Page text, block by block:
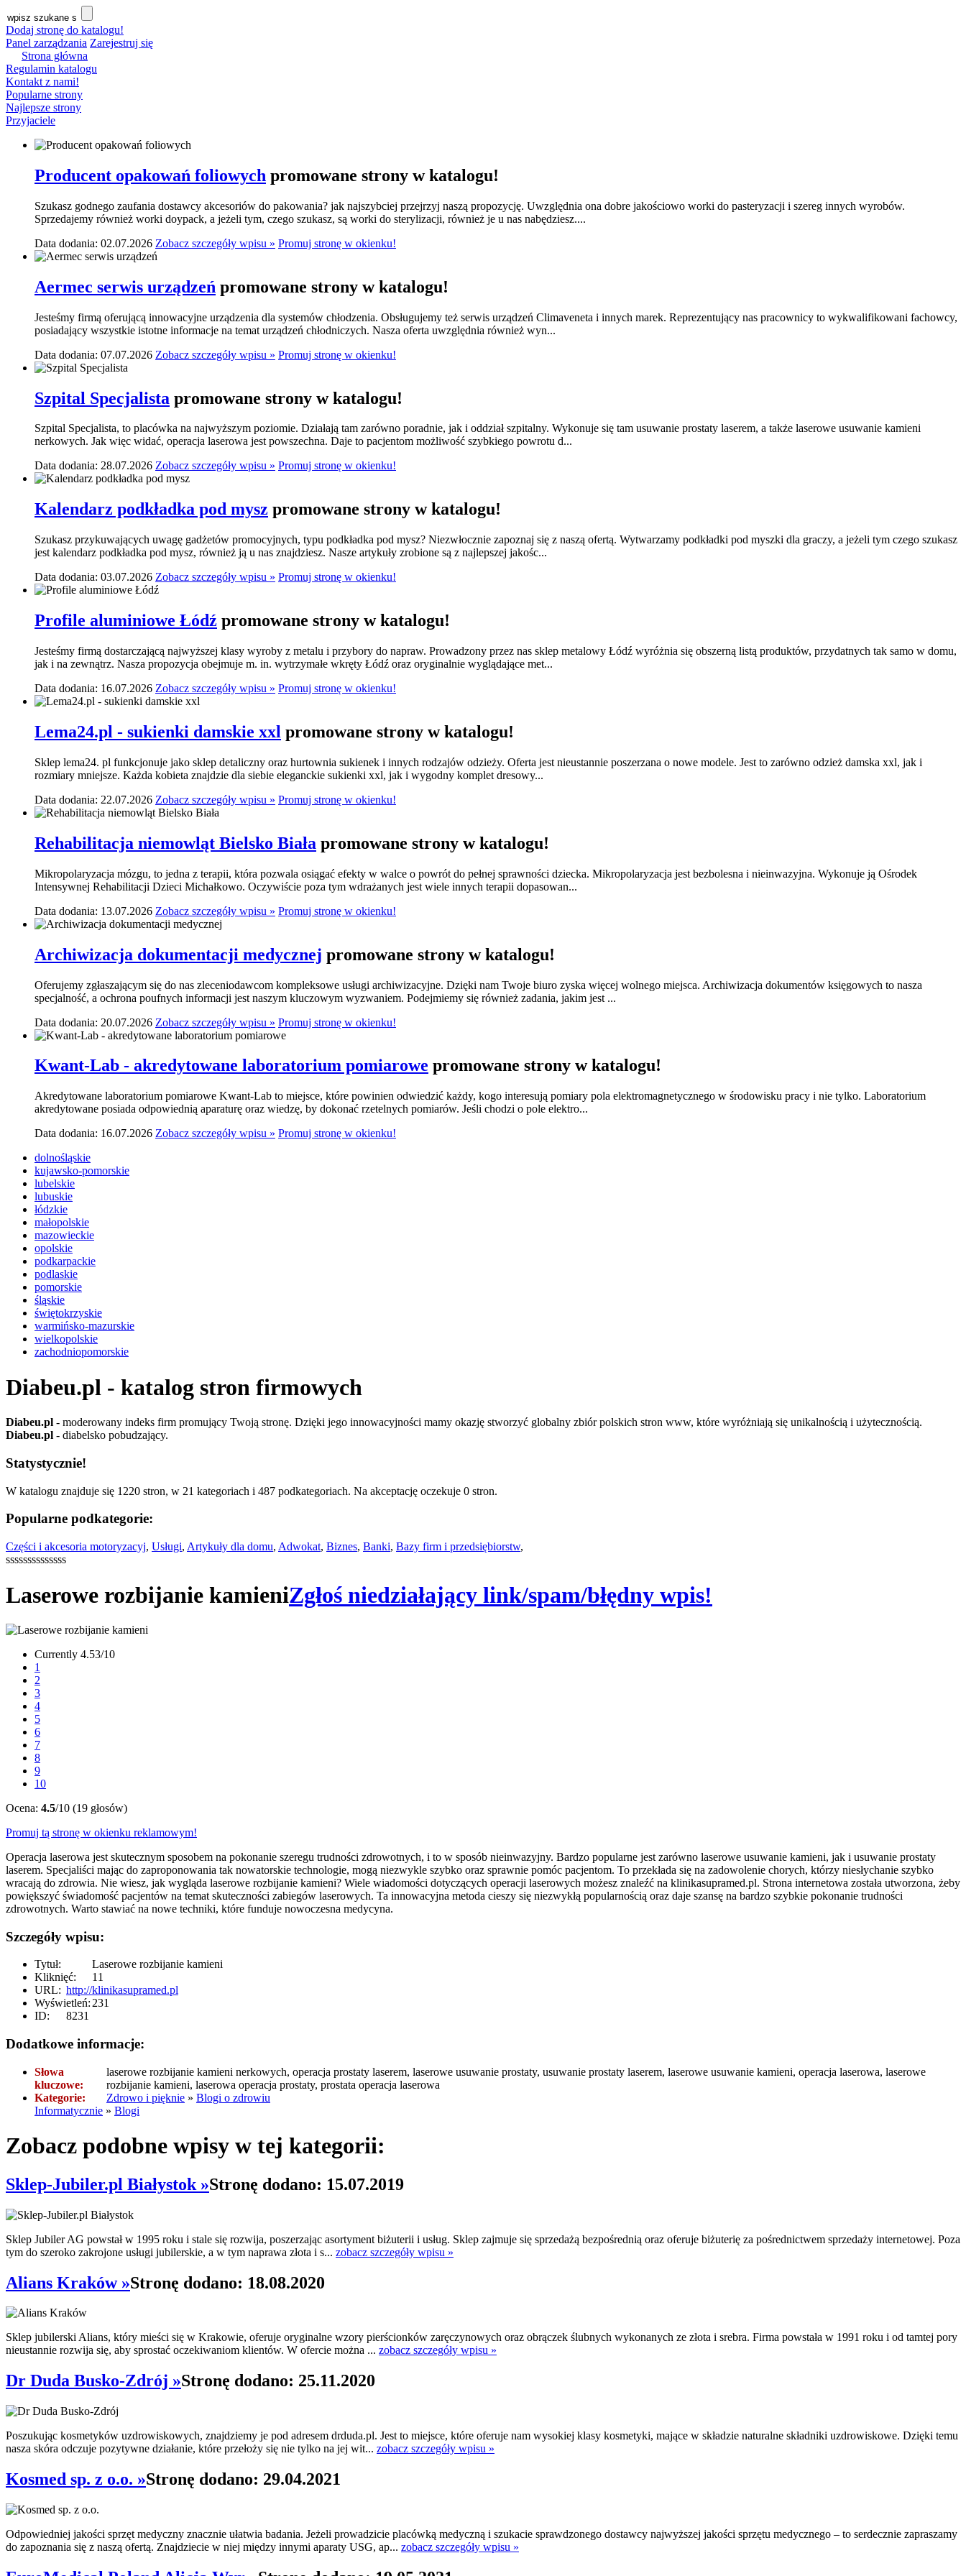
Dodaj stronę do katalogu!
Panel zarządzania Zarejestruj się
Strona główna
Regulamin katalogu
Kontakt z nami!
Popularne strony
Najlepsze strony
Przyjaciele
Producent opakowań foliowych promowane strony w katalogu!
Szukasz godnego zaufania dostawcy akcesoriów do pakowania? jak najszybciej przejrzyj naszą propozycję. Uwzględnia ona dobre jakościowo worki do pasteryzacji i szereg innych wyrobów.
Sprzedajemy również worki doypack, a jeżeli tym, czego szukasz, są worki do sterylizacji, również je u nas nabędziesz....
Data dodania: 02.07.2026 Zobacz szczegóły wpisu » Promuj stronę w okienku!
Aermec serwis urządzeń promowane strony w katalogu!
Jesteśmy firmą oferującą innowacyjne urządzenia dla systemów chłodzenia. Obsługujemy też serwis urządzeń Climaveneta i innych marek. Reprezentujący nas pracownicy to wykwalifikowani fachowcy,
posiadający wszystkie istotne informacje na temat urządzeń chłodniczych. Nasza oferta uwzględnia również wyn...
Data dodania: 07.07.2026 Zobacz szczegóły wpisu » Promuj stronę w okienku!
Szpital Specjalista promowane strony w katalogu!
Szpital Specjalista, to placówka na najwyższym poziomie. Działają tam zarówno poradnie, jak i oddział szpitalny. Wykonuje się tam usuwanie prostaty laserem, a także laserowe usuwanie kamieni
nerkowych. Jak więc widać, operacja laserowa jest powszechna. Daje to pacjentom możliwość szybkiego powrotu d...
Data dodania: 28.07.2026 Zobacz szczegóły wpisu » Promuj stronę w okienku!
Kalendarz podkładka pod mysz promowane strony w katalogu!
Szukasz przykuwających uwagę gadżetów promocyjnych, typu podkładka pod mysz? Niezwłocznie zapoznaj się z naszą ofertą. Wytwarzamy podkładki pod myszki dla graczy, a jeżeli tym czego szukasz
jest kalendarz podkładka pod mysz, również ją u nas znajdziesz. Nasze artykuły zrobione są z najlepszej jakośc...
Data dodania: 03.07.2026 Zobacz szczegóły wpisu » Promuj stronę w okienku!
Profile aluminiowe Łódź promowane strony w katalogu!
Jesteśmy firmą dostarczającą najwyższej klasy wyroby z metalu i przybory do napraw. Prowadzony przez nas sklep metalowy Łódź wyróżnia się obszerną listą produktów, przydatnych tak samo w domu,
jak i na zewnątrz. Nasza propozycja obejmuje m. in. wytrzymałe wkręty Łódź oraz oryginalnie wyglądające met...
Data dodania: 16.07.2026 Zobacz szczegóły wpisu » Promuj stronę w okienku!
Lema24.pl - sukienki damskie xxl promowane strony w katalogu!
Sklep lema24. pl funkcjonuje jako sklep detaliczny oraz hurtownia sukienek i innych rodzajów odzieży. Oferta jest nieustannie poszerzana o nowe modele. Jest to zarówno odzież damska xxl, jak i
rozmiary mniejsze. Każda kobieta znajdzie dla siebie eleganckie sukienki xxl, jak i wygodny komplet dresowy...
Data dodania: 22.07.2026 Zobacz szczegóły wpisu » Promuj stronę w okienku!
Rehabilitacja niemowląt Bielsko Biała promowane strony w katalogu!
Mikropolaryzacja mózgu, to jedna z terapii, która pozwala osiągać efekty w walce o powrót do pełnej sprawności dziecka. Mikropolaryzacja jest bezbolesna i nieinwazyjna. Wykonuje ją Ośrodek
Intensywnej Rehabilitacji Dzieci Michałkowo. Oczywiście poza tym wdrażanych jest wiele innych terapii dopasowan...
Data dodania: 13.07.2026 Zobacz szczegóły wpisu » Promuj stronę w okienku!
Archiwizacja dokumentacji medycznej promowane strony w katalogu!
Oferujemy zgłaszającym się do nas zleceniodawcom kompleksowe usługi archiwizacyjne. Dzięki nam Twoje biuro zyska więcej wolnego miejsca. Archiwizacja dokumentów księgowych to nasza
specjalność, a ochrona poufnych informacji jest naszym kluczowym wyzwaniem. Podejmiemy się również zadania, jakim jest ...
Data dodania: 20.07.2026 Zobacz szczegóły wpisu » Promuj stronę w okienku!
Kwant-Lab - akredytowane laboratorium pomiarowe promowane strony w katalogu!
Akredytowane laboratorium pomiarowe Kwant-Lab to miejsce, które powinien odwiedzić każdy, kogo interesują pomiary pola elektromagnetycznego w środowisku pracy i nie tylko. Laboratorium
akredytowane posiada odpowiednią aparaturę oraz wiedzę, by dokonać rzetelnych pomiarów. Jeśli chodzi o pole elektro...
Data dodania: 16.07.2026 Zobacz szczegóły wpisu » Promuj stronę w okienku!
dolnośląskie
kujawsko-pomorskie
lubelskie
lubuskie
łódzkie
małopolskie
mazowieckie
opolskie
podkarpackie
podlaskie
pomorskie
śląskie
świętokrzyskie
warmińsko-mazurskie
wielkopolskie
zachodniopomorskie
Diabeu.pl - katalog stron firmowych
Diabeu.pl - moderowany indeks firm promujący Twoją stronę. Dzięki jego innowacyjności mamy okazję stworzyć globalny zbiór polskich stron www, które wyróżniają się unikalnością i użytecznością.
Diabeu.pl - diabelsko pobudzający.
Statystycznie!
W katalogu znajduje się 1220 stron, w 21 kategoriach i 487 podkategoriach. Na akceptację oczekuje 0 stron.
Popularne podkategorie:
Części i akcesoria motoryzacyj, Usługi, Artykuły dla domu, Adwokat, Biznes, Banki, Bazy firm i przedsiębiorstw,
ssssssssssssss
Laserowe rozbijanie kamieniZgłoś niedziałający link/spam/błędny wpis!
Currently 4.53/10
1
2
3
4
5
6
7
8
9
10
Ocena: 4.5/10 (19 głosów)
Promuj tą stronę w okienku reklamowym!
Operacja laserowa jest skutecznym sposobem na pokonanie szeregu trudności zdrowotnych, i to w sposób nieinwazyjny. Bardzo popularne jest zarówno laserowe usuwanie kamieni, jak i usuwanie prostaty
laserem. Specjaliści mając do zaproponowania tak nowatorskie technologie, mogą niezwykle szybko oraz sprawnie pomóc pacjentom. To przekłada się na zadowolenie chorych, którzy niesłychanie szybko
wracają do zdrowia. Nie wiesz, jak wygląda laserowe rozbijanie kamieni? Wiele wiadomości dotyczących operacji laserowych możesz znaleźć na klinikasupramed.pl. Strona internetowa została utworzona, żeby
powiększyć świadomość pacjentów na temat skuteczności zabiegów laserowych. Ta innowacyjna metoda cieszy się niezwykłą popularnością oraz daje szansę na bardzo szybkie pokonanie trudności
zdrowotnych. Warto stawiać na nowe techniki, które funduje nowoczesna medycyna.
Szczegóły wpisu:
Tytuł:
Laserowe rozbijanie kamieni
Kliknięć:
11
URL: http://klinikasupramed.pl
Wyświetleń: 231
ID:
8231
Dodatkowe informacje:
Słowa
kluczowe:
laserowe rozbijanie kamieni nerkowych, operacja prostaty laserem, laserowe usuwanie prostaty, usuwanie prostaty laserem, laserowe usuwanie kamieni, operacja laserowa, laserowe
rozbijanie kamieni, laserowa operacja prostaty, prostata operacja laserowa
Kategorie:
Zdrowo i pięknie » Blogi o zdrowiu
Informatycznie » Blogi
Zobacz podobne wpisy w tej kategorii:
Sklep-Jubiler.pl Białystok »Stronę dodano: 15.07.2019
Sklep Jubiler AG powstał w 1995 roku i stale się rozwija, poszerzając asortyment biżuterii i usług. Sklep zajmuje się sprzedażą bezpośrednią oraz oferuje biżuterię za pośrednictwem sprzedaży internetowej. Poza
tym do szeroko zakrojone usługi jubilerskie, a w tym naprawa złota i s... zobacz szczegóły wpisu »
Alians Kraków »Stronę dodano: 18.08.2020
Sklep jubilerski Alians, który mieści się w Krakowie, oferuje oryginalne wzory pierścionków zaręczynowych oraz obrączek ślubnych wykonanych ze złota i srebra. Firma powstała w 1991 roku i od tamtej pory
nieustannie rozwija się, aby sprostać oczekiwaniom klientów. W ofercie można ... zobacz szczegóły wpisu »
Dr Duda Busko-Zdrój »Stronę dodano: 25.11.2020
Poszukując kosmetyków uzdrowiskowych, znajdziemy je pod adresem drduda.pl. Jest to miejsce, które oferuje nam wysokiej klasy kosmetyki, mające w składzie naturalne składniki uzdrowiskowe. Dzięki temu
nasza skóra odczuje pozytywne działanie, które przełoży się nie tylko na jej wit... zobacz szczegóły wpisu »
Kosmed sp. z o.o. »Stronę dodano: 29.04.2021
Odpowiedniej jakości sprzęt medyczny znacznie ułatwia badania. Jeżeli prowadzicie placówką medyczną i szukacie sprawdzonego dostawcy najwyższej jakości sprzętu medycznego – to serdecznie zapraszamy
do zapoznania się z naszą ofertą. Znajdziecie w niej między innymi aparaty USG, ap... zobacz szczegóły wpisu »